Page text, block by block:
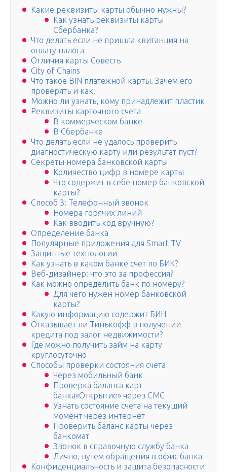
Какие реквизиты карты обычно нужны?
Как узнать реквизиты карты
Сбербанка?
Что делать если не пришла квитанция на
оплату налога
Отличия карты Совесть
City of Chains
Что такое BIN платежной карты. Зачем его
проверять и как.
Можно ли узнать, кому принадлежит пластик
Реквизиты карточного счета
В коммерческом банке
В Сбербанке
Что делать если не удалось проверить
диагностическую карту или результат пуст?
Секреты номера банковской карты
Количество цифр в номере карты
Что содержит в себе номер банковской
карты?
Способ 3: Телефонный звонок
Номера горячих линий
Как вводить код вручную?
Определение банка
Популярные приложения для Smart TV
Защитные технологии
Как узнать в каком банке счет по БИК?
Веб-дизайнер: что это за профессия?
Как можно определить банк по номеру?
Для чего нужен номер банковской
карты?
Какую информацию содержит БИН
Отказывает ли Тинькофф в получении
кредита под залог недвижимости?
Где можно получить займ на карту
круглосуточно
Способы проверки состояния счета
Через мобильный банк
Проверка баланса карт
банка«Открытие» через СМС
Узнать состояние счета на текущий
момент через интернет
Проверить баланс карты через
банкомат
Звонок в справочную службу банка
Лично, путем обращения в офис банка
Конфиденциальность и защита безопасности